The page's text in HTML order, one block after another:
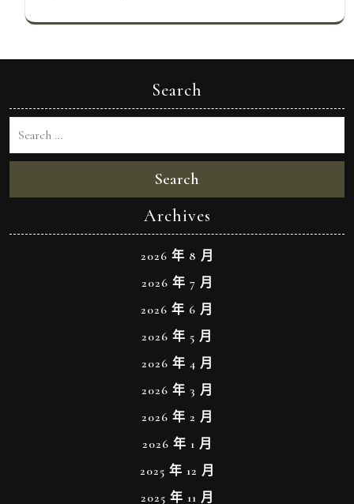
Search
Search
Archives
2026 年 8 月
2026 年 7 月
2026 年 6 月
2026 年 5 月
2026 年 4 月
2026 年 3 月
2026 年 2 月
2026 年 1 月
2025 年 12 月
2025 年 11 月